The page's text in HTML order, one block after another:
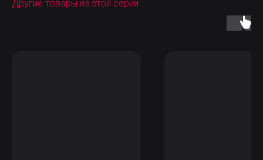
Другие товары из этой серии